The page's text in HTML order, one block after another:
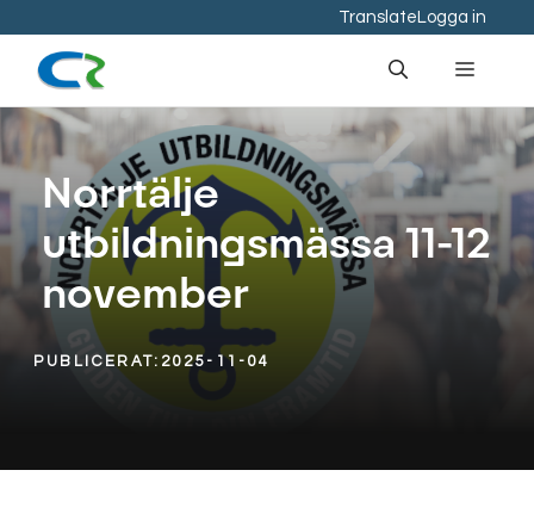
innehåll
Translate Logga in
Meny
Norrtälje
utbildningsmässa 11-12
november
PUBLICERAT: 2025-11-04